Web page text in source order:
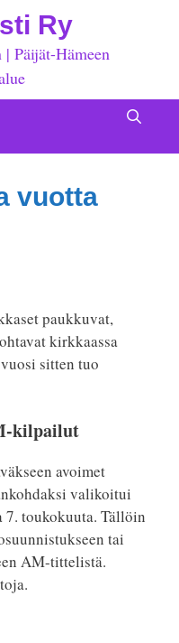
Ry
Päijät-Hämeen
vuotta
paukkuvat,
kirkkaassa
sitten tuo
kilpailut
avoimet
valikoitui
toukokuuta. Tällöin
tai
AM-tittelistä.